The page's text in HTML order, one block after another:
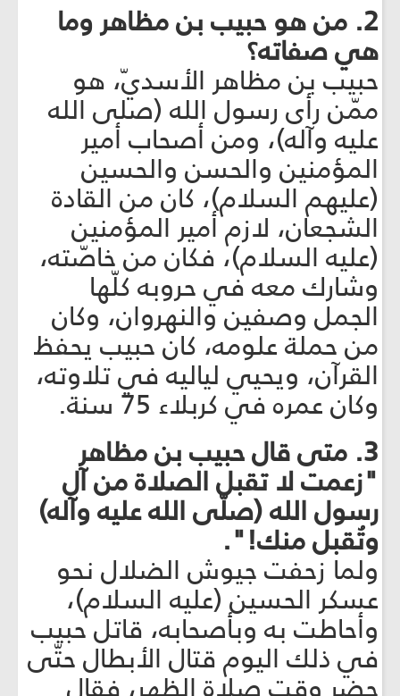
2. من هو حبيب بن مظاهر وما
هي صفاته؟
حبيب بن مظاهر الأسديّ، هو
ممّن رأى رسول الله (صلى الله
عليه وآله)، ومن أصحاب أمير
المؤمنين والحسن والحسين
(عليهم السلام)، كان من القادة
الشجعان، لازم أمير المؤمنين
(عليه السلام)، فكان من خاصّته،
وشارك معه في حروبه كلّها
الجمل وصفين والنهروان، وكان
من حملة علومه، كان حبيب يحفظ
القرآن، ويحيي لياليه في تلاوته،
وكان عمره في كربلاء 75 سنة.
3. متى قال حبيب بن مظاهر
"زعمت لا تقبل الصلاة من آل
رسول الله (صلّى الله عليه وآله)
وتُقبل منك!".
ولما زحفت جيوش الضلال نحو
عسكر الحسين (عليه السلام)،
وأحاطت به وبأصحابه، قاتل حبيب
في ذلك اليوم قتال الأبطال حتّى